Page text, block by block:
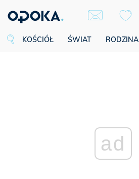
KOŚCIÓŁ ŚWIAT RODZINA
ad